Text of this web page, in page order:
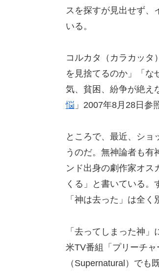
スを探すが見出せず、
いる。
コルカタ（カラカッタ
を見捨てるのか」「な
気、貧困、紛争が絶え
悩 」2007年8月28日参
ところで、最近、ショ
うのだ。無神論者も有
ンド出身の劇作家オス
くる」と書いている。
「神は去った」は全
「去ってしまった神
米TV番組「プリーチャ
（Supernatural）でも